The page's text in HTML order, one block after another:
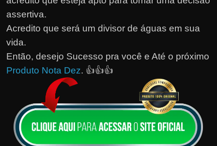
assertiva.
Acredito que será um divisor de águas em sua
vida.
Então, desejo Sucesso pra você e Até o próximo
Produto Nota Dez. 👍👍👍